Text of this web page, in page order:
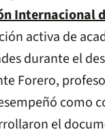
Internacional
activa de
durante el
Forero,
como
el